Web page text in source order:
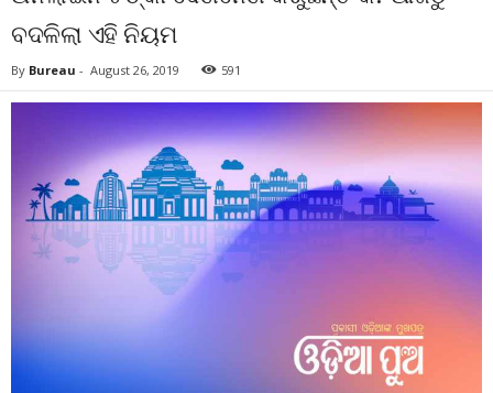
ବଦଳିଲା ଏହି ନିୟମ
By Bureau - August 26, 2019 591